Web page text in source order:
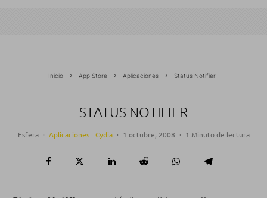
Inicio App Store Aplicaciones Status Notifier
STATUS NOTIFIER
Esfera · Aplicaciones Cydia · 1 octubre, 2008 · 1 Minuto de lectura